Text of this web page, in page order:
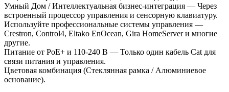
Умный Дом / Интеллектуальная бизнес-интеграция — Через
встроенный процессор управления и сенсорную клавиатуру.
Используйте профессиональные системы управления —
Crestron, Control4, Eltako EnOcean, Gira HomeServer и многие
другие.
Питание от PoE+ и 110-240 В — Только один кабель Cat для
связи питания и управления.
Цветовая комбинация (Стеклянная рамка / Алюминиевое
основание).